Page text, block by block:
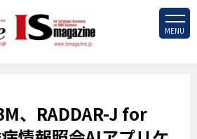
MENU
、RADDAR-J for